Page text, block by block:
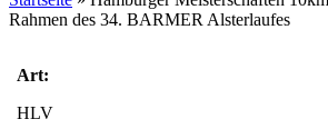
Rahmen des 34. BARMER Alsterlaufes
Art:
HLV